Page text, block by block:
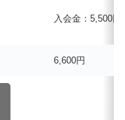
入会金：5,500円
6,600円